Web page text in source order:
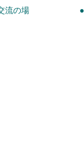
流の場